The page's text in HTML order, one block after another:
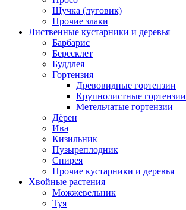
Щучка (луговик)
Прочие злаки
Лиственные кустарники и деревья
Барбарис
Бересклет
Буддлея
Гортензия
Древовидные гортензии
Крупнолистные гортензии
Метельчатые гортензии
Дёрен
Ива
Кизильник
Пузыреплодник
Спирея
Прочие кустарники и деревья
Хвойные растения
Можжевельник
Туя